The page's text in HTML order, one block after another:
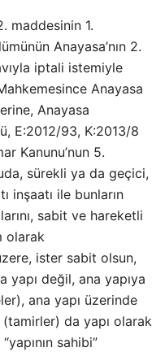
maddesinin 1.
Anayasa’nın 2.
iptali istemiyle
Anayasa
Anayasa
E:2012/93, K:2013/8
Kanunu’nun 5.
sürekli ya da geçici,
inşaatı ile bunların
sabit ve hareketli
olarak
ister sabit olsun,
yapı değil, ana yapıya
ana yapı üzerinde
da yapı olarak
sahibi”